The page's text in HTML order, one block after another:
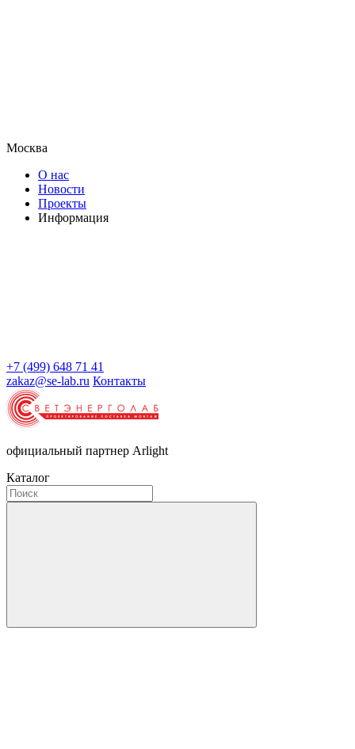
Москва
О нас
Новости
Проекты
Информация
+7 (499) 648 71 41
zakaz@se-lab.ru Контакты
официальный партнер Arlight
Каталог